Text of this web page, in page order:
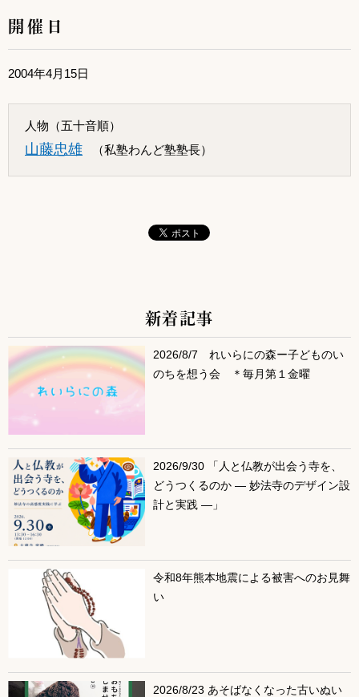
開催日
2004年4月15日
人物（五十音順）
山藤忠雄 （私塾わんど塾塾長）
サブコンテンツ
新着記事
2026/8/7 れいらにの森ー子どものい
のちを想う会 ＊毎月第１金曜
2026/9/30 「人と仏教が出会う寺を、
どうつくるのか ― 妙法寺のデザイン設
計と実践 ―」
令和8年熊本地震による被害へのお見舞
い
2026/8/23 あそばなくなった古いぬい